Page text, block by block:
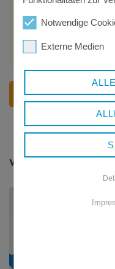
Telefon:+49 8552
Web:
https://www.faz-
freyung.de/
VERWEISE
Weitere Listen
Notwendige
Externe Medien